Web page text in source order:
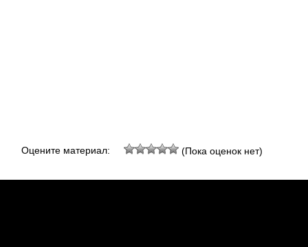
Оцените материал: (Пока оценок нет)